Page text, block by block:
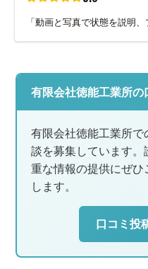
「動画と写真で状態を説明
有限会社徳能工業所の
有限会社徳能工業所
談を募集しています
重な情報の提供にぜひ
します。
口コミ投